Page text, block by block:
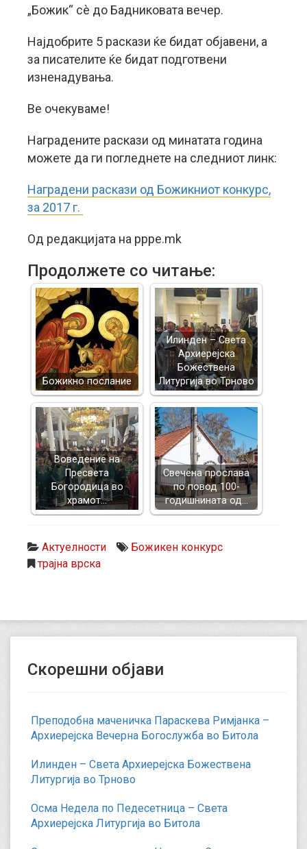
„Божик“ сè до Бадниковата вечер.
Најдобрите 5 раскази ќе бидат објавени, а
за писателите ќе бидат подготвени
изненадувања.
Ве очекуваме!
Наградените раскази од минатата година
можете да ги погледнете на следниот линк:
Наградени раскази од Божикниот конкурс,
за 2017 г.
Од редакцијата на pppe.mk
Продолжете со читање:
Божикно послание
Илинден – Света
Архиерејска
Божествена
Литургија во Трново
Воведение на
Пресвета
Богородица во
храмот…
Свечена прослава
по повод 100-
годишнината од…
Актуелности
Божикен конкурс
трајна врска
Скорешни објави
Преподобна маченичка Параскева Римјанка –
Архиерејска Вечерна Богослужба во Битола
Илинден – Света Архиерејска Божествена
Литургија во Трново
Осма Недела по Педесетница – Света
Архиерејска Литургија во Битола